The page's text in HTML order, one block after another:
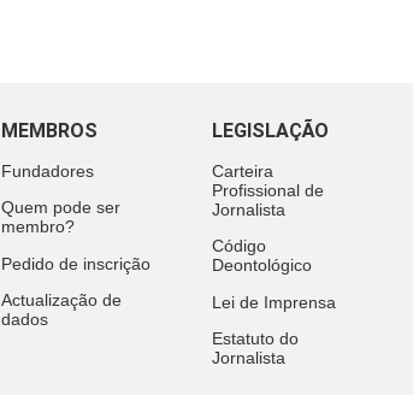
MEMBROS
Fundadores
Quem pode ser
membro?
Pedido de inscrição
Actualização de
dados
LEGISLAÇÃO
Carteira
Profissional de
Jornalista
Código
Deontológico
Lei de Imprensa
Estatuto do
Jornalista